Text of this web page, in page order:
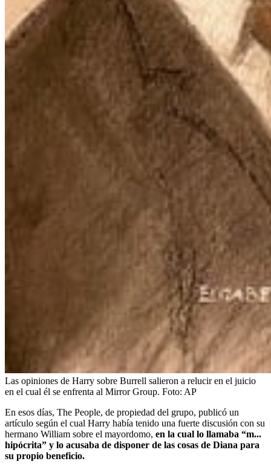
Las opiniones de Harry sobre Burrell salieron a relucir en el juicio
en el cual él se enfrenta al Mirror Group. Foto: AP
En esos días, The People, de propiedad del grupo, publicó un
artículo según el cual Harry había tenido una fuerte discusión con su
hermano William sobre el mayordomo, en la cual lo llamaba “m...
hipócrita” y lo acusaba de disponer de las cosas de Diana para
su propio beneficio.